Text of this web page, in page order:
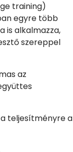
training)
egyre több
is alkalmazza,
szereppel
az
a teljesítményre a